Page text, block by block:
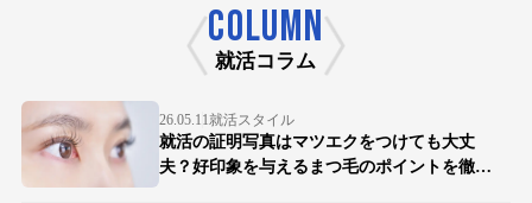
COLUMN
就活コラム
26.05.11就活スタイル
就活の証明写真はマツエクをつけても大丈
夫？好印象を与えるまつ毛のポイントを徹底